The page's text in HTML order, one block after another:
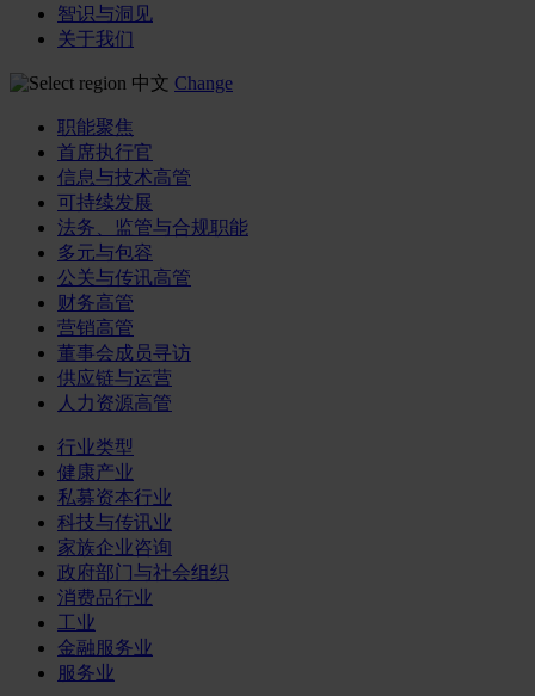
智识与洞见
关于我们
中文 Change
职能聚焦
首席执行官
信息与技术高管
可持续发展
法务、监管与合规职能
多元与包容
公关与传讯高管
财务高管
营销高管
董事会成员寻访
供应链与运营
人力资源高管
行业类型
健康产业
私募资本行业
科技与传讯业
家族企业咨询
政府部门与社会组织
消费品行业
工业
金融服务业
服务业